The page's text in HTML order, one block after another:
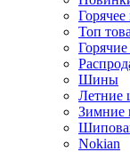
Топ
Шины
Летние
Nokian